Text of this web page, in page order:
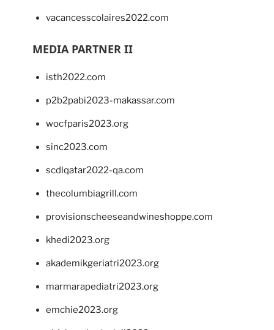
vacancesscolaires2022.com
MEDIA PARTNER II
isth2022.com
p2b2pabi2023-makassar.com
wocfparis2023.org
sinc2023.com
scdlqatar2022-qa.com
thecolumbiagrill.com
provisionscheeseandwineshoppe.com
khedi2023.org
akademikgeriatri2023.org
marmarapediatri2023.org
emchie2023.org